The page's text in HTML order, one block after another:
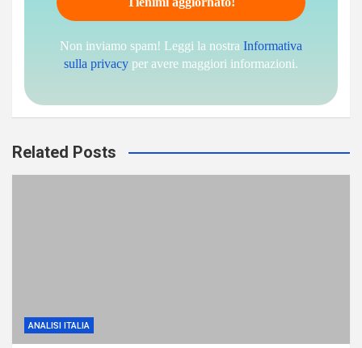
Non inviamo spam! Leggi la nostra Informativa
sulla privacy per avere maggiori informazioni.
Related Posts
ANALISI ITALIA